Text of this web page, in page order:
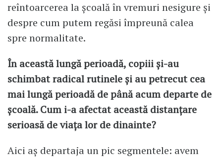
reîntoarcerea la școală în vremuri nesigure și
despre cum putem regăsi împreună calea
spre normalitate.
În această lungă perioadă, copiii și-au
schimbat radical rutinele și au petrecut cea
mai lungă perioadă de până acum departe de
școală. Cum i-a afectat această distanțare
serioasă de viața lor de dinainte?
Aici aș departaja un pic segmentele: avem